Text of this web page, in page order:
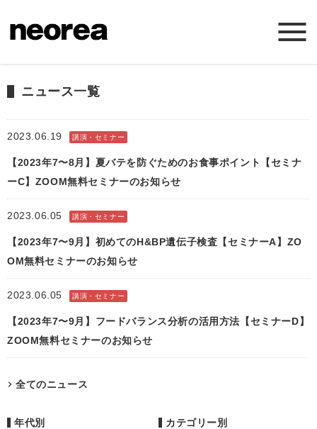
ニュース
ミッション
会社概要
お問い合わせ
ニュース一覧
2023.06.19 講演・セミナー
【2023年7〜8月】夏バテを防ぐためのお食事ポイント【セミナ
ーC】ZOOM無料セミナーのお知らせ
2023.06.05 講演・セミナー
【2023年7〜9月】初めてのH&BP遺伝子検査【セミナーA】ZO
OM無料セミナーのお知らせ
2023.06.05 講演・セミナー
【2023年7〜9月】フードバランス分析の活用方法【セミナーD】
ZOOM無料セミナーのお知らせ
全てのニュース
年代別 カテゴリー別